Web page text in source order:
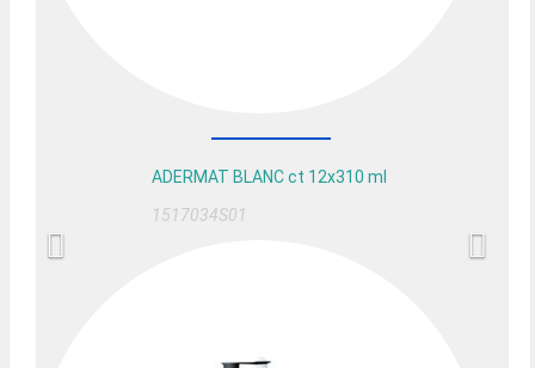
ADERMAT BLANC ct 12x310 ml
1517034S01